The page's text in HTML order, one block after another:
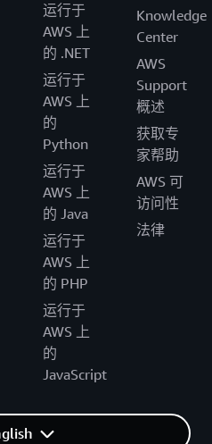
运行于
AWS 上
的 .NET
运行于
AWS 上
的
Python
运行于
AWS 上
的 Java
运行于
AWS 上
的 PHP
运行于
AWS 上
的
JavaScript
Knowledge
Center
AWS
Support
概述
获取专
家帮助
AWS 可
访问性
法律